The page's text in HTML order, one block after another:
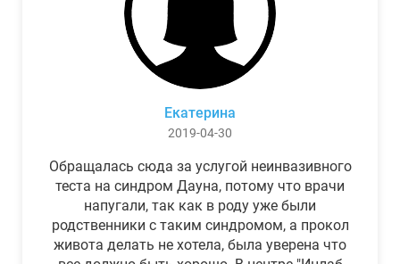
Екатерина
2019-04-30
Обращалась сюда за услугой неинвазивного
теста на синдром Дауна, потому что врачи
напугали, так как в роду уже были
родственники с таким синдромом, а прокол
живота делать не хотела, была уверена что